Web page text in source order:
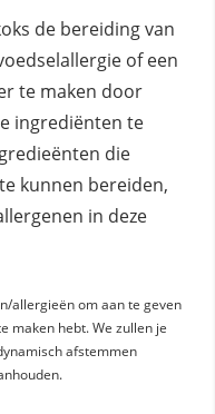
de bereiding van
of een
te maken door
ingrediënten te
die
kunnen bereiden,
in deze
allergieën om aan te geven
maken hebt. We zullen je
afstemmen